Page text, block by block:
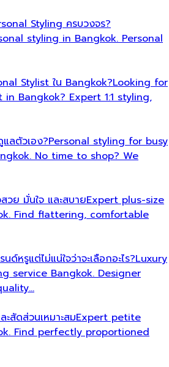
Styling ครบวงจร?
styling in Bangkok. Personal
Stylist ใน Bangkok?Looking for
Bangkok? Expert 1:1 styling,
ลตัวเอง?Personal styling for busy
No time to shop? We
วย มั่นใจ และสบายExpert plus-size
Find flattering, comfortable
ด์หรูแต่ไม่แน่ใจว่าจะเลือกอะไร?Luxury
service Bangkok. Designer
สัดส่วนเหมาะสมExpert petite
Find perfectly proportioned